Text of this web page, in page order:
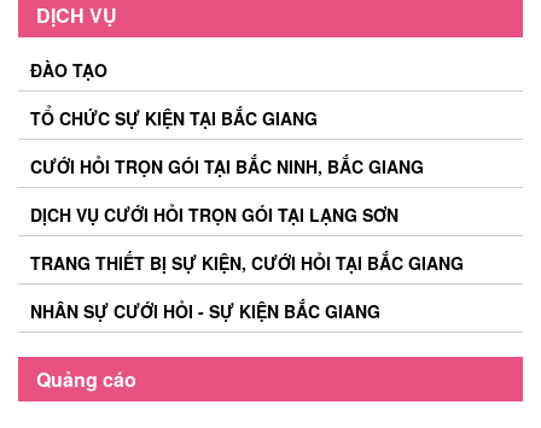
DỊCH VỤ
ĐÀO TẠO
TỔ CHỨC SỰ KIỆN TẠI BẮC GIANG
CƯỚI HỎI TRỌN GÓI TẠI BẮC NINH, BẮC GIANG
DỊCH VỤ CƯỚI HỎI TRỌN GÓI TẠI LẠNG SƠN
TRANG THIẾT BỊ SỰ KIỆN, CƯỚI HỎI TẠI BẮC GIANG
NHÂN SỰ CƯỚI HỎI - SỰ KIỆN BẮC GIANG
Quảng cáo